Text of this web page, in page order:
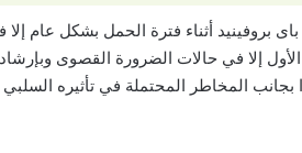
بروفينيد أثناء فترة الحمل بشكل عام
بجانب المخاطر المحتملة في تأثيره السلبي